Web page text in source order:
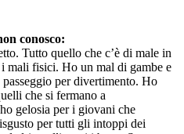
conosco:
Tutto quello che c’è di male in
mali fisici. Ho un mal di gambe e
per divertimento. Ho
che si fermano a
gelosia per i giovani che
per tutti gli intoppi dei